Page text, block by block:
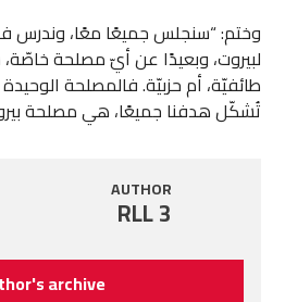
وختم: “سنجلس جميعًا معًا، وندرس
لبيروت، وبعيدًا عن أيّ مصلحة
طائفيّة، أم حزبيّة. فالمصلحة
تُشكّل هدفنا جميعًا، هي مصلحة
AUTHOR
RLL 3
archive